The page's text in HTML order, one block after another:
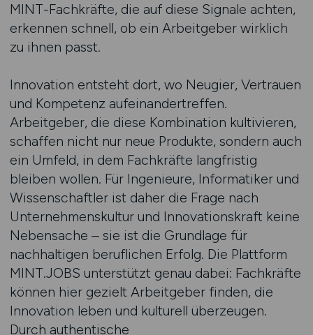
MINT-Fachkräfte, die auf diese Signale achten,
erkennen schnell, ob ein Arbeitgeber wirklich
zu ihnen passt.
Innovation entsteht dort, wo Neugier, Vertrauen
und Kompetenz aufeinandertreffen.
Arbeitgeber, die diese Kombination kultivieren,
schaffen nicht nur neue Produkte, sondern auch
ein Umfeld, in dem Fachkräfte langfristig
bleiben wollen. Für Ingenieure, Informatiker und
Wissenschaftler ist daher die Frage nach
Unternehmenskultur und Innovationskraft keine
Nebensache – sie ist die Grundlage für
nachhaltigen beruflichen Erfolg. Die Plattform
MINT.JOBS unterstützt genau dabei: Fachkräfte
können hier gezielt Arbeitgeber finden, die
Innovation leben und kulturell überzeugen.
Durch authentische